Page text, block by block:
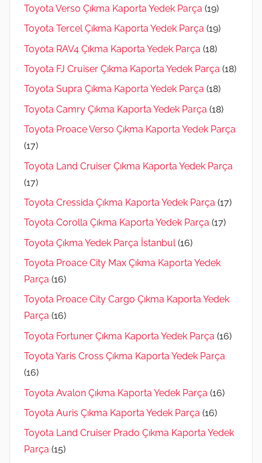
Toyota Verso Çıkma Kaporta Yedek Parça (19)
Toyota Tercel Çıkma Kaporta Yedek Parça (19)
Toyota RAV4 Çıkma Kaporta Yedek Parça (18)
Toyota FJ Cruiser Çıkma Kaporta Yedek Parça (18)
Toyota Supra Çıkma Kaporta Yedek Parça (18)
Toyota Camry Çıkma Kaporta Yedek Parça (18)
Toyota Proace Verso Çıkma Kaporta Yedek Parça
(17)
Toyota Land Cruiser Çıkma Kaporta Yedek Parça
(17)
Toyota Cressida Çıkma Kaporta Yedek Parça (17)
Toyota Corolla Çıkma Kaporta Yedek Parça (17)
Toyota Çıkma Yedek Parça İstanbul (16)
Toyota Proace City Max Çıkma Kaporta Yedek
Parça (16)
Toyota Proace City Cargo Çıkma Kaporta Yedek
Parça (16)
Toyota Fortuner Çıkma Kaporta Yedek Parça (16)
Toyota Yaris Cross Çıkma Kaporta Yedek Parça
(16)
Toyota Avalon Çıkma Kaporta Yedek Parça (16)
Toyota Auris Çıkma Kaporta Yedek Parça (16)
Toyota Land Cruiser Prado Çıkma Kaporta Yedek
Parça (15)